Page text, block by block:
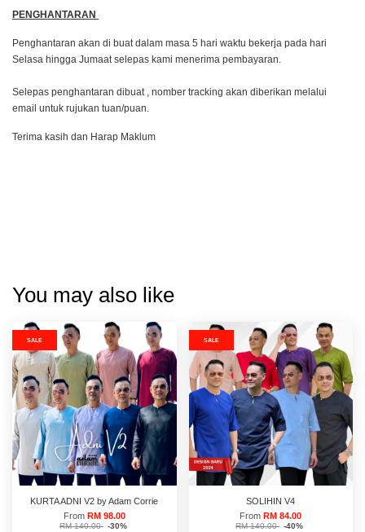
PENGHANTARAN
Penghantaran akan di buat dalam masa 5 hari waktu bekerja pada hari
Selasa hingga Jumaat selepas kami menerima pembayaran.
Selepas penghantaran dibuat , nomber tracking akan diberikan melalui
email untuk rujukan tuan/puan.
Terima kasih dan Harap Maklum
You may also like
SALE
KURTA ADNI V2 by Adam Corrie
From RM 98.00
RM 140.00 -30%
SALE
SOLIHIN V4
From RM 84.00
RM 140.00 -40%